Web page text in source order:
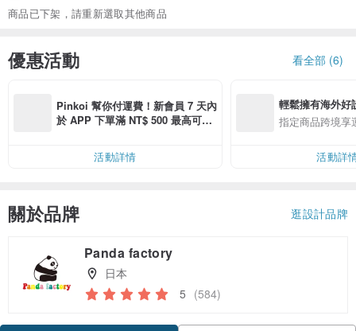
商品已下架，請重新選取其他商品
優惠活動 看全部 (6)
Pinkoi 幫你付運費！新會員 7 天內
於 APP 下單滿 NT$ 500 最高可折
活動詳情
輕鬆擁有海外好
指定商品跨境享
活動詳
關於品牌 逛設計品牌
Panda factory
日本
5 (584)